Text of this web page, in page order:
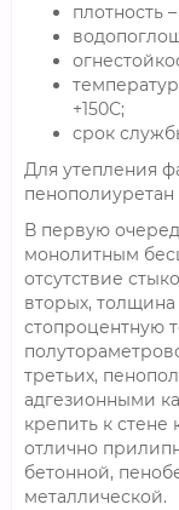
плотность
+150С;
срок
Для утепления
пенополиуретан
В первую
монолитным
отсутствие
вторых, толщина
стопроцентную
третьих,
адгезионными
крепить к
отлично
бетонной,
металлической.